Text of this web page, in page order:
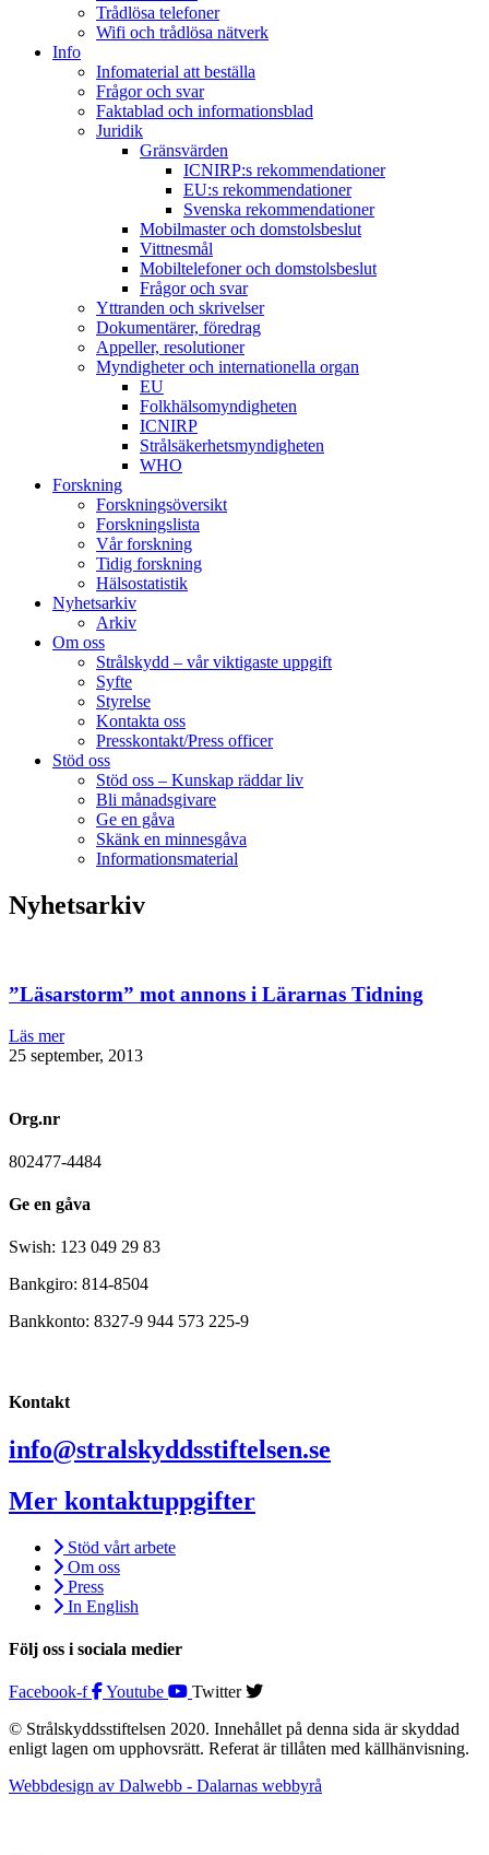
Trådlösa telefoner
Wifi och trådlösa nätverk
Info
Infomaterial att beställa
Frågor och svar
Faktablad och informationsblad
Juridik
Gränsvärden
ICNIRP:s rekommendationer
EU:s rekommendationer
Svenska rekommendationer
Mobilmaster och domstolsbeslut
Vittnesmål
Mobiltelefoner och domstolsbeslut
Frågor och svar
Yttranden och skrivelser
Dokumentärer, föredrag
Appeller, resolutioner
Myndigheter och internationella organ
EU
Folkhälsomyndigheten
ICNIRP
Strålsäkerhetsmyndigheten
WHO
Forskning
Forskningsöversikt
Forskningslista
Vår forskning
Tidig forskning
Hälsostatistik
Nyhetsarkiv
Arkiv
Om oss
Strålskydd – vår viktigaste uppgift
Syfte
Styrelse
Kontakta oss
Presskontakt/Press officer
Stöd oss
Stöd oss – Kunskap räddar liv
Bli månadsgivare
Ge en gåva
Skänk en minnesgåva
Informationsmaterial
Nyhetsarkiv
”Läsarstorm” mot annons i Lärarnas Tidning
Läs mer
25 september, 2013
Org.nr
802477-4484
Ge en gåva
Swish: 123 049 29 83
Bankgiro: 814-8504
Bankkonto: 8327-9 944 573 225-9
Kontakt
info@stralskyddsstiftelsen.se
Mer kontaktuppgifter
Stöd vårt arbete
Om oss
Press
In English
Följ oss i sociala medier
Facebook-f Youtube
Twitter
© Strålskyddsstiftelsen 2020. Innehållet på denna sida är skyddad
enligt lagen om upphovsrätt. Referat är tillåten med källhänvisning.
Webbdesign av Dalwebb - Dalarnas webbyrå